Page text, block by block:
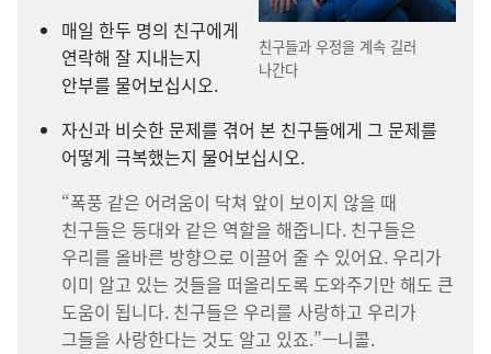
친구들과 우정을 계속 길러
나간다
매일 한두 명의 친구에게
연락해 잘 지내는지
안부를 물어보십시오.
자신과 비슷한 문제를 겪어 본 친구들에게 그 문제를
어떻게 극복했는지 물어보십시오.
“폭풍 같은 어려움이 닥쳐 앞이 보이지 않을 때
친구들은 등대와 같은 역할을 해줍니다. 친구들은
우리를 올바른 방향으로 이끌어 줄 수 있어요. 우리가
이미 알고 있는 것들을 떠올리도록 도와주기만 해도 큰
도움이 됩니다. 친구들은 우리를 사랑하고 우리가
그들을 사랑한다는 것도 알고 있죠.”—니콜.